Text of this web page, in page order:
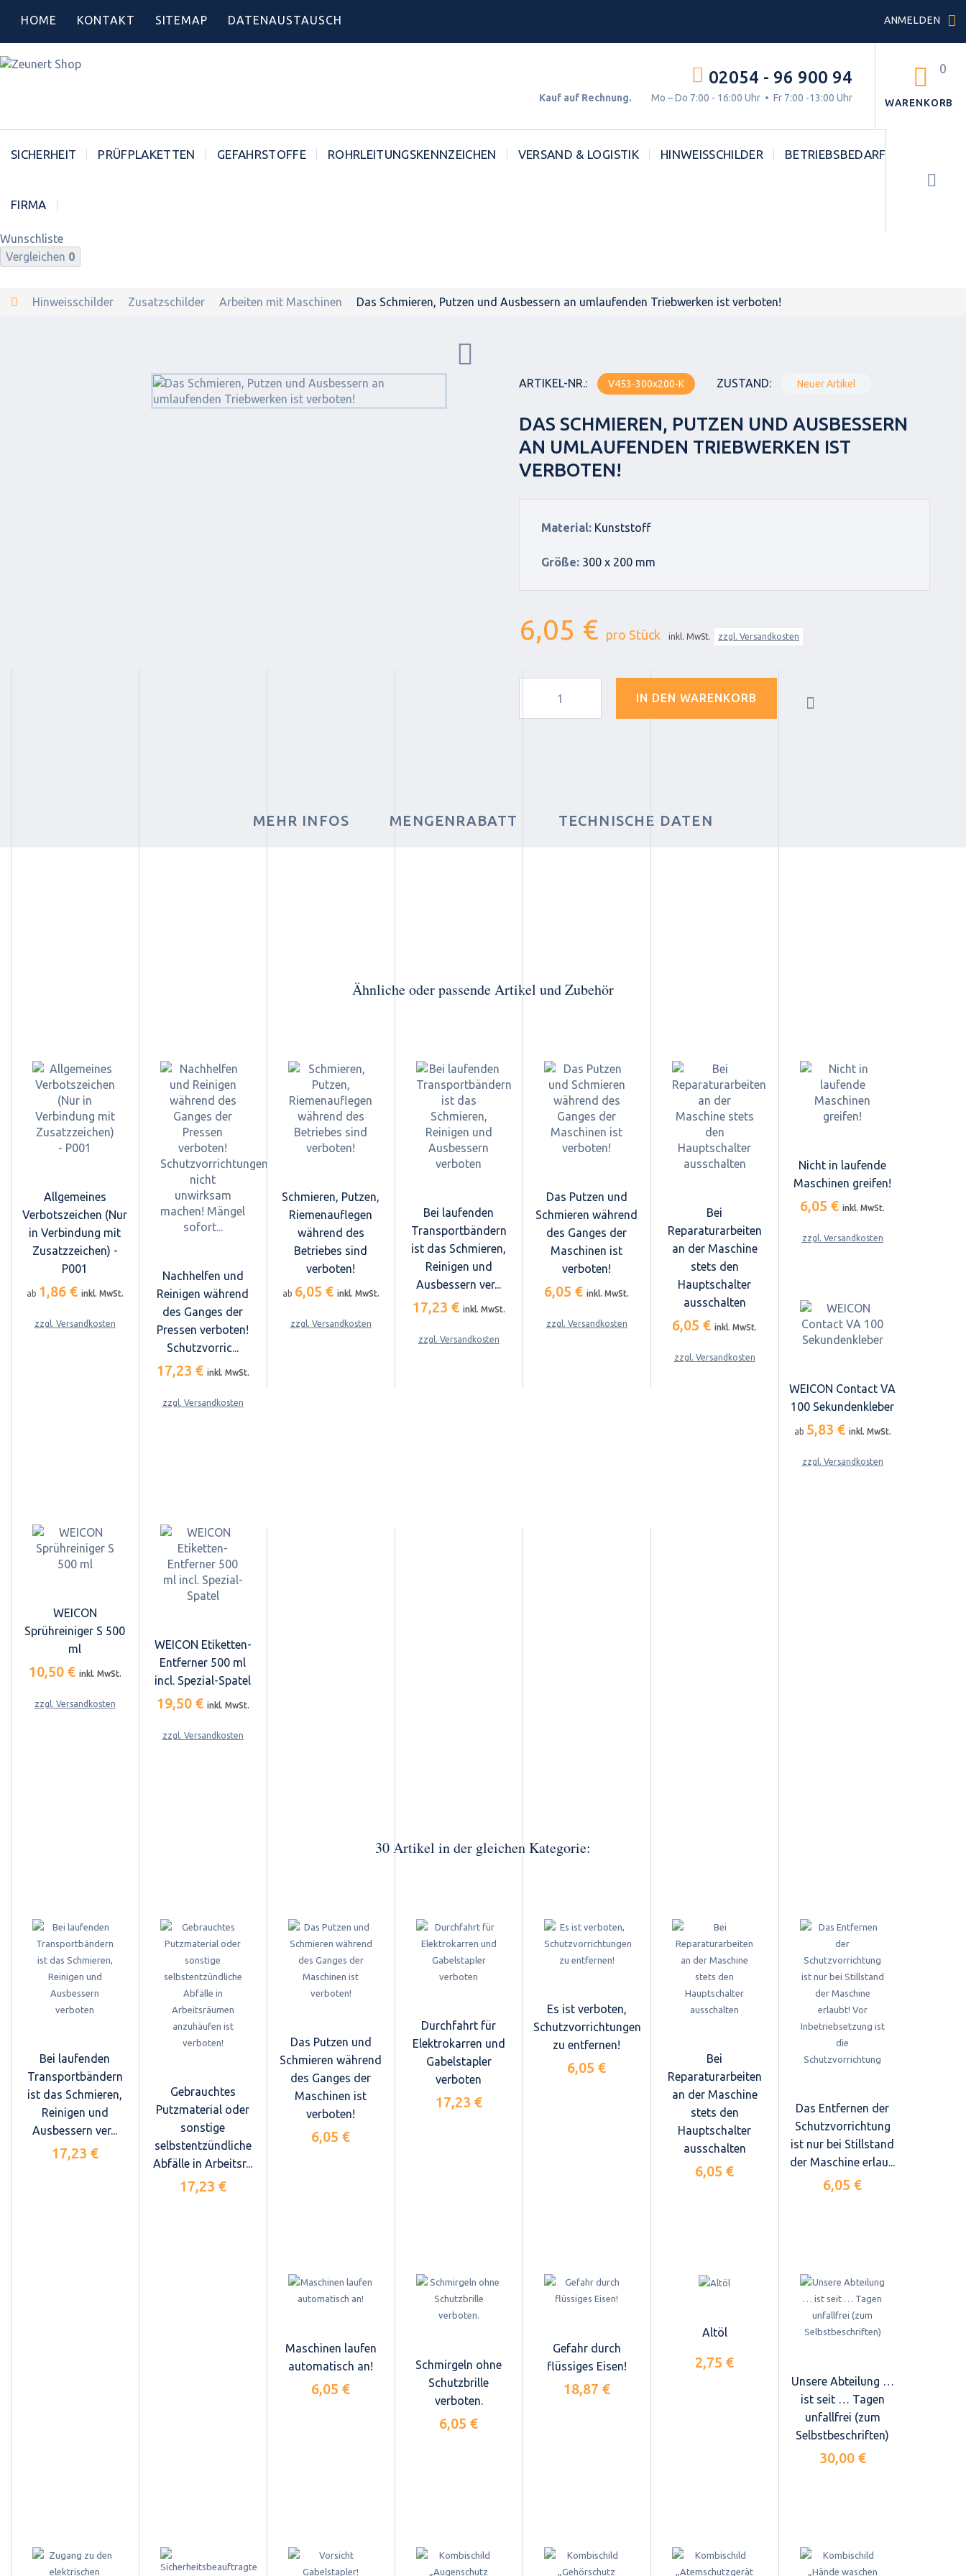
HOME KONTAKT SITEMAP DATENAUSTAUSCH ANMELDEN
WARENKORB
0
02054 - 96 900 94
Kauf auf Rechnung. Mo – Do 7:00 - 16:00 Uhr • Fr 7:00 -13:00 Uhr
SICHERHEIT PRÜFPLAKETTEN GEFAHRSTOFFE ROHRLEITUNGSKENNZEICHEN VERSAND & LOGISTIK HINWEISSCHILDER BETRIEBSBEDARF
FIRMA
Wunschliste
Vergleichen 0
Hinweisschilder Zusatzschilder Arbeiten mit Maschinen Das Schmieren, Putzen und Ausbessern an umlaufenden Triebwerken ist verboten!
ARTIKEL-NR.: V453-300x200-K ZUSTAND: Neuer Artikel
DAS SCHMIEREN, PUTZEN UND AUSBESSERN
AN UMLAUFENDEN TRIEBWERKEN IST
VERBOTEN!
Material: Kunststoff
Größe: 300 x 200 mm
6,05 € pro Stück inkl. MwSt. zzgl. Versandkosten
IN DEN WARENKORB
MEHR INFOS MENGENRABATT TECHNISCHE DATEN
Ähnliche oder passende Artikel und Zubehör
Allgemeines
Verbotszeichen (Nur
in Verbindung mit
Zusatzzeichen) -
P001
ab 1,86 € inkl. MwSt.
zzgl. Versandkosten
Nachhelfen und
Reinigen während
des Ganges der
Pressen verboten!
Schutzvorric...
17,23 € inkl. MwSt.
zzgl. Versandkosten
Schmieren, Putzen,
Riemenauflegen
während des
Betriebes sind
verboten!
ab 6,05 € inkl. MwSt.
zzgl. Versandkosten
Bei laufenden
Transportbändern
ist das Schmieren,
Reinigen und
Ausbessern ver...
17,23 € inkl. MwSt.
zzgl. Versandkosten
Das Putzen und
Schmieren während
des Ganges der
Maschinen ist
verboten!
6,05 € inkl. MwSt.
zzgl. Versandkosten
Bei
Reparaturarbeiten
an der Maschine
stets den
Hauptschalter
ausschalten
6,05 € inkl. MwSt.
zzgl. Versandkosten
Nicht in laufende
Maschinen greifen!
6,05 € inkl. MwSt.
zzgl. Versandkosten
WEICON Contact VA
100 Sekundenkleber
ab 5,83 € inkl. MwSt.
zzgl. Versandkosten
WEICON
Sprühreiniger S 500
ml
10,50 € inkl. MwSt.
zzgl. Versandkosten
WEICON Etiketten-
Entferner 500 ml
incl. Spezial-Spatel
19,50 € inkl. MwSt.
zzgl. Versandkosten
30 Artikel in der gleichen Kategorie:
Bei laufenden
Transportbändern
ist das Schmieren,
Reinigen und
Ausbessern ver...
17,23 €
Gebrauchtes
Putzmaterial oder
sonstige
selbstentzündliche
Abfälle in Arbeitsr...
17,23 €
Das Putzen und
Schmieren während
des Ganges der
Maschinen ist
verboten!
6,05 €
Durchfahrt für
Elektrokarren und
Gabelstapler
verboten
17,23 €
Es ist verboten,
Schutzvorrichtungen
zu entfernen!
6,05 €
Bei
Reparaturarbeiten
an der Maschine
stets den
Hauptschalter
ausschalten
6,05 €
Das Entfernen der
Schutzvorrichtung
ist nur bei Stillstand
der Maschine erlau...
6,05 €
Maschinen laufen
automatisch an!
6,05 €
Schmirgeln ohne
Schutzbrille
verboten.
6,05 €
Gefahr durch
flüssiges Eisen!
18,87 €
Altöl
2,75 €
Unsere Abteilung …
ist seit … Tagen
unfallfrei (zum
Selbstbeschriften)
30,00 €